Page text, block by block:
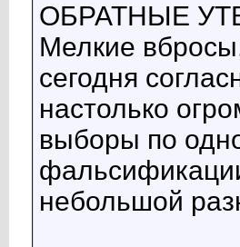
ОБРАТНЫЕ
Мелкие
сегодня
настолько
выборы по
небольшой